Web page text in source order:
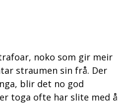
noko som gir meir
straumen sin frå. Der
blir det no god
toga ofte har slite med å